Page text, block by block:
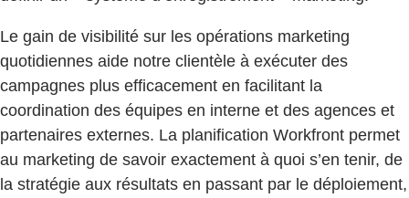
Le gain de visibilité sur les opérations marketing
quotidiennes aide notre clientèle à exécuter des
campagnes plus efficacement en facilitant la
coordination des équipes en interne et des agences et
partenaires externes. La planification Workfront permet
au marketing de savoir exactement à quoi s’en tenir, de
la stratégie aux résultats en passant par le déploiement,